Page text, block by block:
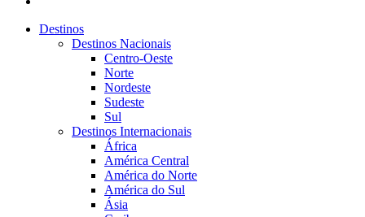
Destinos
Destinos Nacionais
Centro-Oeste
Norte
Nordeste
Sudeste
Sul
Destinos Internacionais
África
América Central
América do Norte
América do Sul
Ásia